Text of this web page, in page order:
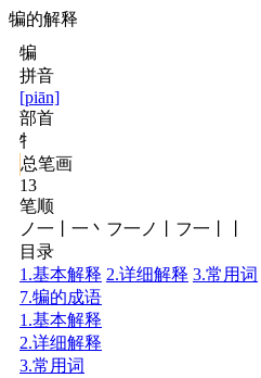
犏的解释
犏
拼音
[piān]
部首
牜
总笔画
13
笔顺
ノ一丨一丶フ一ノ丨フ一丨丨
目录
1.基本解释 2.详细解释 3.常用词
7.犏的成语
1.基本解释
2.详细解释
3.常用词